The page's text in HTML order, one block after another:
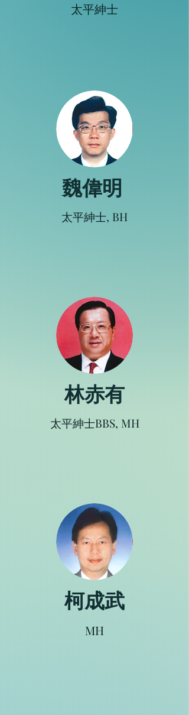
太平紳士
魏偉明
太平紳士, BH
林赤有
太平紳士BBS, MH
柯成武
MH